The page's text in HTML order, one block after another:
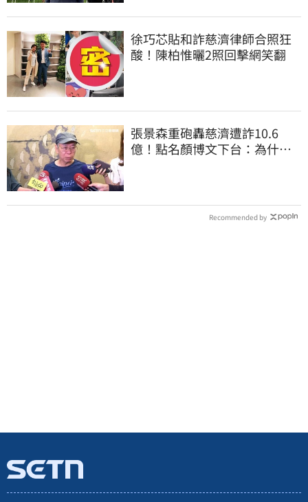
徐巧芯貼和詐慈濟律師合照狂
酸！陳柏惟曬2照回擊網笑翻
張景森重砲轟慈濟遭詐10.6
億！點名顏博文下台：為什麼
Recommended by